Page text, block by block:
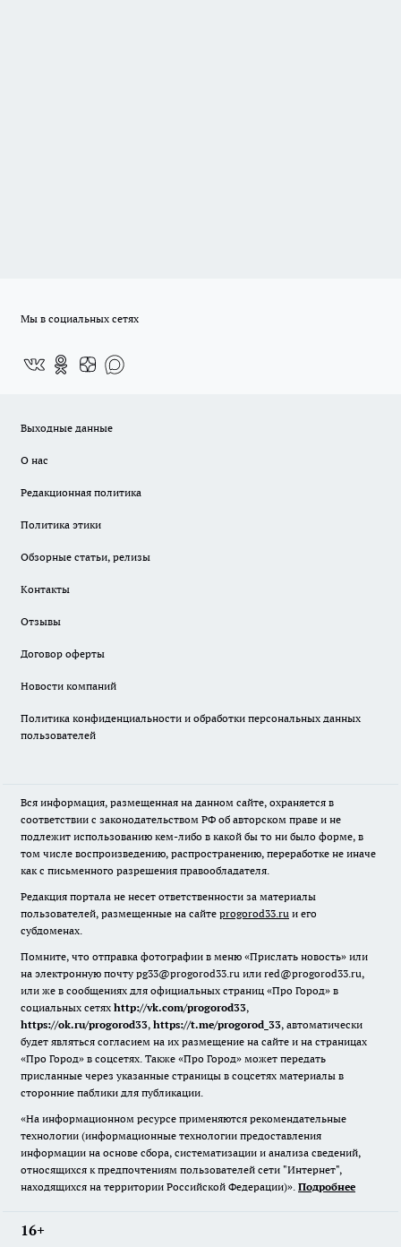
Мы в социальных сетях
Выходные данные
О нас
Редакционная политика
Политика этики
Обзорные статьи, релизы
Контакты
Отзывы
Договор оферты
Новости компаний
Политика конфиденциальности и обработки персональных данных
пользователей
Вся информация, размещенная на данном сайте, охраняется в
соответствии с законодательством РФ об авторском праве и не
подлежит использованию кем-либо в какой бы то ни было форме, в
том числе воспроизведению, распространению, переработке не иначе
как с письменного разрешения правообладателя.
Редакция портала не несет ответственности за материалы
пользователей, размещенные на сайте progorod33.ru и его
субдоменах.
Помните, что отправка фотографии в меню «Прислать новость» или
на электронную почту pg33@progorod33.ru или red@progorod33.ru,
или же в сообщениях для официальных страниц «Про Город» в
социальных сетях http://vk.com/progorod33,
https://ok.ru/progorod33, https://t.me/progorod_33, автоматически
будет являться согласием на их размещение на сайте и на страницах
«Про Город» в соцсетях. Также «Про Город» может передать
присланные через указанные страницы в соцсетях материалы в
сторонние паблики для публикации.
«На информационном ресурсе применяются рекомендательные
технологии (информационные технологии предоставления
информации на основе сбора, систематизации и анализа сведений,
относящихся к предпочтениям пользователей сети "Интернет",
находящихся на территории Российской Федерации)». Подробнее
16+